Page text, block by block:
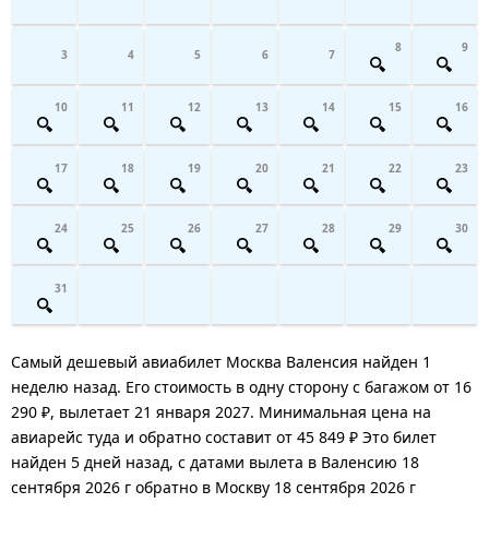
3 4 5 6 7 8 9
10 11 12 13 14 15 16
17 18 19 20 21 22 23
24 25 26 27 28 29 30
31
Самый дешевый авиабилет Москва Валенсия найден 1
неделю назад. Его стоимость в одну сторону с багажом от 16
290 ₽, вылетает 21 января 2027. Минимальная цена на
авиарейс туда и обратно составит от 45 849 ₽ Это билет
найден 5 дней назад, с датами вылета в Валенсию 18
сентября 2026 г обратно в Москву 18 сентября 2026 г